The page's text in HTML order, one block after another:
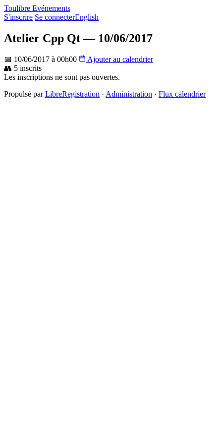
Toulibre Evénements
S'inscrire Se connecterEnglish
Atelier Cpp Qt — 10/06/2017
📅 10/06/2017 à 00h00
Ajouter au calendrier
👥 5 inscrits
Les inscriptions ne sont pas ouvertes.
Propulsé parLibreRegistration · Administration · Flux calendrier